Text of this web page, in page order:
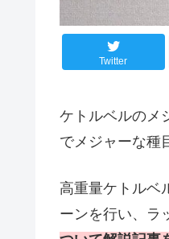
Twitter
ケトルベルのメ
でメジャーな種
高重量ケトルベ
ーンを行い、ラ